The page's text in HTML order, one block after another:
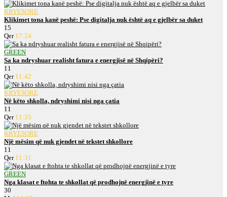
KRYESORE
Klikimet tona kanë peshë: Pse digitalja nuk është aq e gjelbër sa duket
15
Qer 17:24
GREEN
Sa ka ndryshuar realisht fatura e energjisë në Shqipëri?
11
Qer 11:42
KRYESORE
Në këto shkolla, ndryshimi nisi nga çatia
11
Qer 11:35
KRYESORE
Një mësim që nuk gjendet në tekstet shkollore
11
Qer 11:31
GREEN
Nga klasat e ftohta te shkollat që prodhojnë energjinë e tyre
30